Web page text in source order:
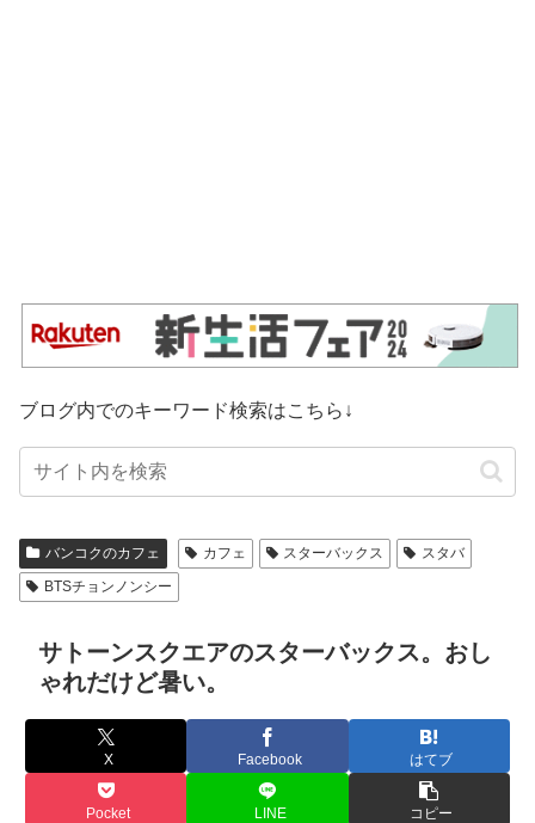
ブログ内でのキーワード検索はこちら↓
バンコクのカフェ カフェ スターバックス
スタバ
BTSチョンノンシー
サトーンスクエアのスターバックス。おし
ゃれだけど暑い。
X Facebook はてブ
Pocket LINE コピー